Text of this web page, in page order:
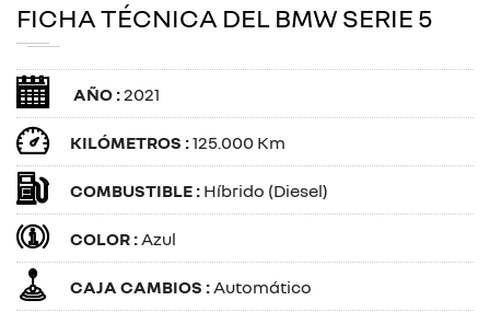
FICHA TÉCNICA DEL BMW SERIE 5
AÑO :2021
KILÓMETROS :125.000 Km
COMBUSTIBLE : Híbrido (Diesel)
COLOR :Azul
CAJA CAMBIOS :Automático